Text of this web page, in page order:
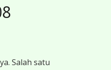
Salah satu